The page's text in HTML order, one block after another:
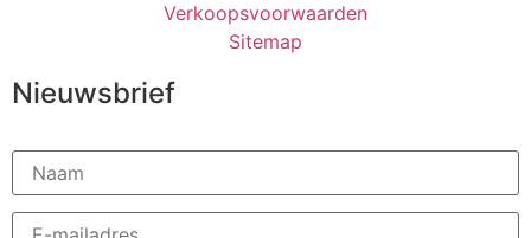
Verkoopsvoorwaarden
Sitemap
Nieuwsbrief